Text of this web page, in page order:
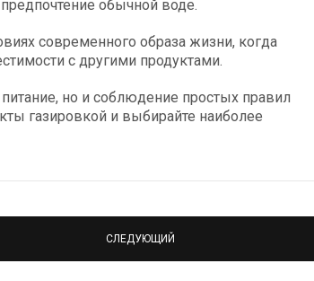
обычной воде.
современного образа жизни, когда
с другими продуктами.
но и соблюдение простых правил
газировкой и выбирайте наиболее
СЛЕДУЮЩИЙ